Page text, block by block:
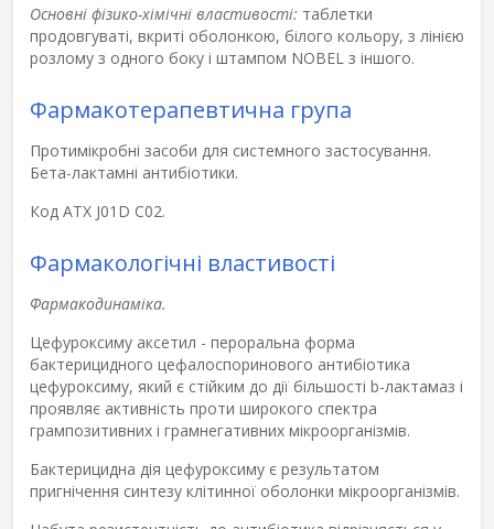
Основні фізико-хімічні властивості: таблетки
продовгуваті, вкриті оболонкою, білого кольору, з лінією
розлому з одного боку і штампом NOBEL з іншого.
Фармакотерапевтична група
Протимікробні засоби для системного застосування.
Бета-лактамні антибіотики.
Код АТХ J01D С02.
Фармакологічні властивості
Фармакодинаміка.
Цефуроксиму аксетил - пероральна форма
бактерицидного цефалоспоринового антибіотика
цефуроксиму, який є стійким до дії більшості b-лактамаз і
проявляє активність проти широкого спектра
грампозитивних і грамнегативних мікроорганізмів.
Бактерицидна дія цефуроксиму є результатом
пригнічення синтезу клітинної оболонки мікроорганізмів.